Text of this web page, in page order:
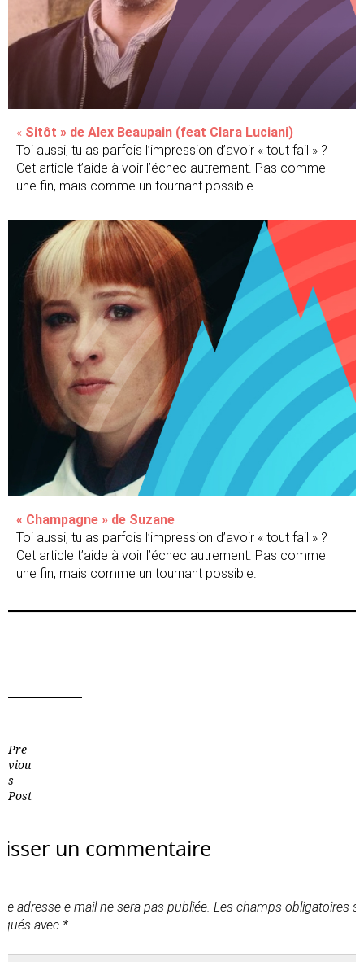
« Sitôt » de Alex Beaupain (feat Clara Luciani)
Toi aussi, tu as parfois l’impression d’avoir « tout fail » ?
Cet article t’aide à voir l’échec autrement. Pas comme
une fin, mais comme un tournant possible.
« Champagne » de Suzane
Toi aussi, tu as parfois l’impression d’avoir « tout fail » ?
Cet article t’aide à voir l’échec autrement. Pas comme
une fin, mais comme un tournant possible.
Pre
viou
s
Post
un commentaire
adresse e-mail ne sera pas publiée. Les champs obligatoires
avec *